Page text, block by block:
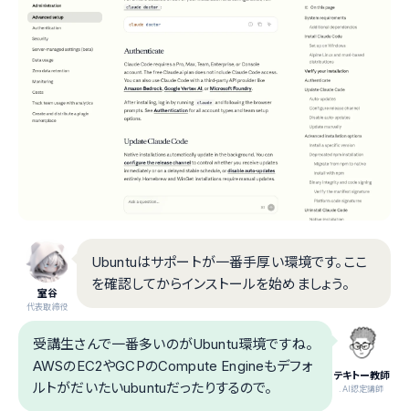
室谷
代表取締役
Ubuntuはサポートが一番手厚い環境です。ここ
を確認してからインストールを始めましょう。
テキトー教師
.AI認定講師
受講生さんで一番多いのがUbuntu環境ですね。
AWSのEC2やGCPのCompute Engineもデフォ
ルトがだいたいubuntuだったりするので。